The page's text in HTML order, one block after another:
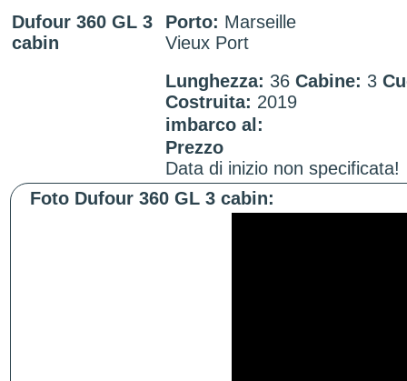
Dufour 360 GL 3
cabin
Porto: Marseille
Vieux Port
Lunghezza: 36 Cabine: 3
Costruita: 2019
imbarco al:
Prezzo
Data di inizio non specificata!
Foto Dufour 360 GL 3 cabin: